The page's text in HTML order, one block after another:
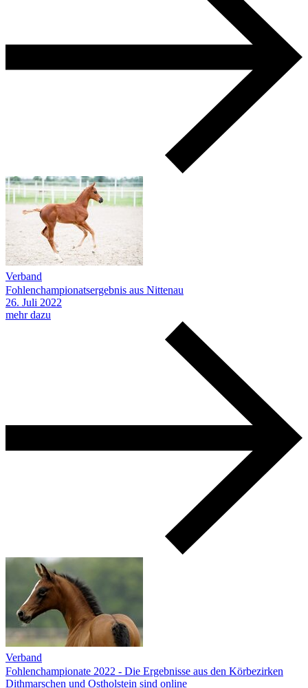
Verband
Fohlenchampionatsergebnis aus Nittenau
26. Juli 2022
mehr dazu
Verband
Fohlenchampionate 2022 - Die Ergebnisse aus den Körbezirken
Dithmarschen und Ostholstein sind online